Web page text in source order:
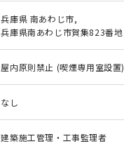
兵庫県 南あわじ市,
兵庫県南あわじ市賀集823番地
屋内原則禁止 (喫煙専用室設置)
なし
建築施工管理・工事監理者